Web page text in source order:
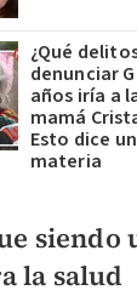
¿Qué
denunciar
años iría a
mamá
Esto dice
materia
siendo
la salud